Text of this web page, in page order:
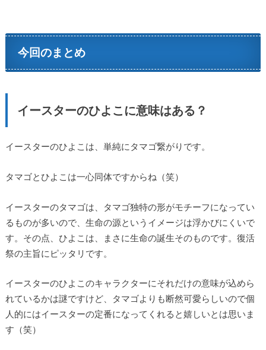
今回のまとめ
イースターのひよこに意味はある？
イースターのひよこは、単純にタマゴ繋がりです。
タマゴとひよこは一心同体ですからね（笑）
イースターのタマゴは、タマゴ独特の形がモチーフになってい
るものが多いので、生命の源というイメージは浮かびにくいで
す。その点、ひよこは、まさに生命の誕生そのものです。復活
祭の主旨にピッタリです。
イースターのひよこのキャラクターにそれだけの意味が込めら
れているかは謎ですけど、タマゴよりも断然可愛らしいので個
人的にはイースターの定番になってくれると嬉しいとは思いま
す（笑）